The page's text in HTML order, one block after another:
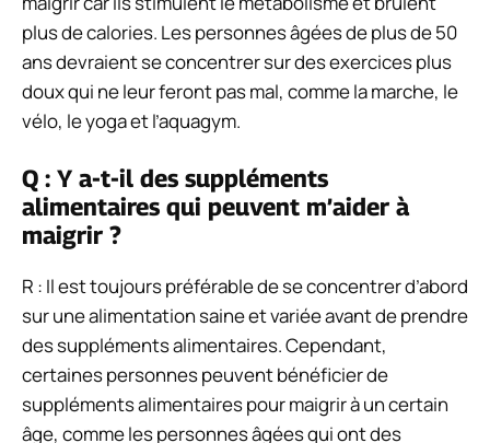
plus de calories. Les personnes âgées de plus de 50
ans devraient se concentrer sur des exercices plus
doux qui ne leur feront pas mal, comme la marche, le
vélo, le yoga et l’aquagym.
Q : Y a-t-il des suppléments
alimentaires qui peuvent m’aider à
maigrir ?
R : Il est toujours préférable de se concentrer d’abord
sur une alimentation saine et variée avant de prendre
des suppléments alimentaires. Cependant,
certaines personnes peuvent bénéficier de
suppléments alimentaires pour maigrir à un certain
âge, comme les personnes âgées qui ont des